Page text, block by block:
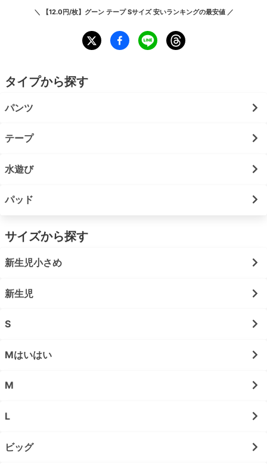
＼ 【12.0円/枚】グーン テープ Sサイズ 安いランキングの最安値 ／
タイプから探す
パンツ
テープ
水遊び
パッド
サイズから探す
新生児小さめ
新生児
S
Mはいはい
M
L
ビッグ